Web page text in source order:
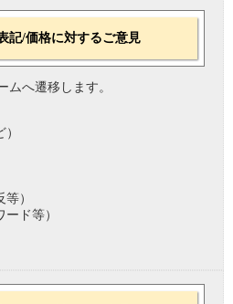
記/価格に対するご意見
ムへ遷移します。
）
ド等）